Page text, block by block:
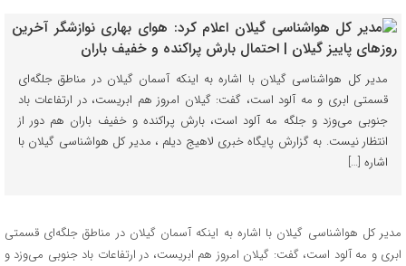
مدیر کل هواشناسی گیلان با اشاره به اینکه آسمان گیلان در مناطق جلگه‌ای
قسمتی ابری و مه آلود است، گفت: گیلان امروز هم ابریست، در ارتفاعات باد
جنوبی می‌وزد و جلگه مه آلود است، بارش پراکنده و خفیف باران هم دور از
انتظار نیست. به گزارش پایگاه خبری لاهیج دیلم ، مدیر کل هواشناسی گیلان با
اشاره […]
مدیر کل هواشناسی گیلان با اشاره به اینکه آسمان گیلان در مناطق جلگه‌ای قسمتی
ابری و مه آلود است، گفت: گیلان امروز هم ابریست، در ارتفاعات باد جنوبی می‌وزد و